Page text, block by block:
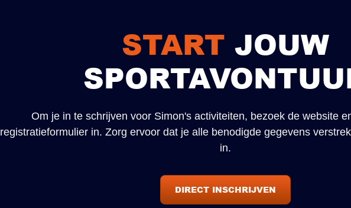
START JOUW
Om je in te schrijven voor Simon's activiteiten, bezoek de website
registratieformulier in. Zorg ervoor dat je alle benodigde gegevens
in.
DIRECT INSCHRIJVEN